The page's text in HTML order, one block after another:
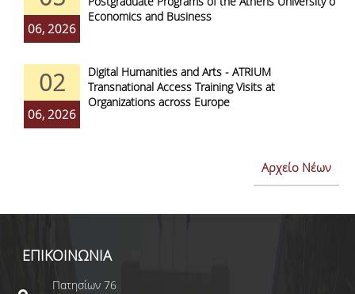
06, 2026
Economics and Business
02
06, 2026
Digital Humanities and Arts - ATRIUM
Transnational Access Training Visits at
Organizations across Europe
Αρχείο Νέων
ΕΠΙΚΟΙΝΩΝΙΑ
Πατησίων 76